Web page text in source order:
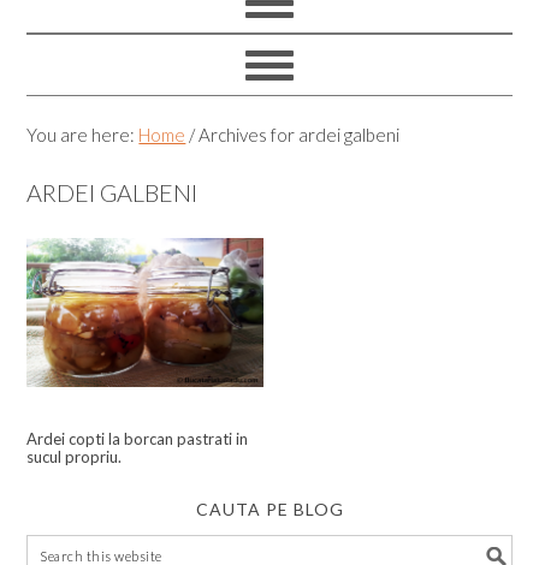
You are here: Home /Archives for ardei galbeni
ARDEI GALBENI
Ardei copti la borcan pastrati in
sucul propriu.
CAUTA PE BLOG